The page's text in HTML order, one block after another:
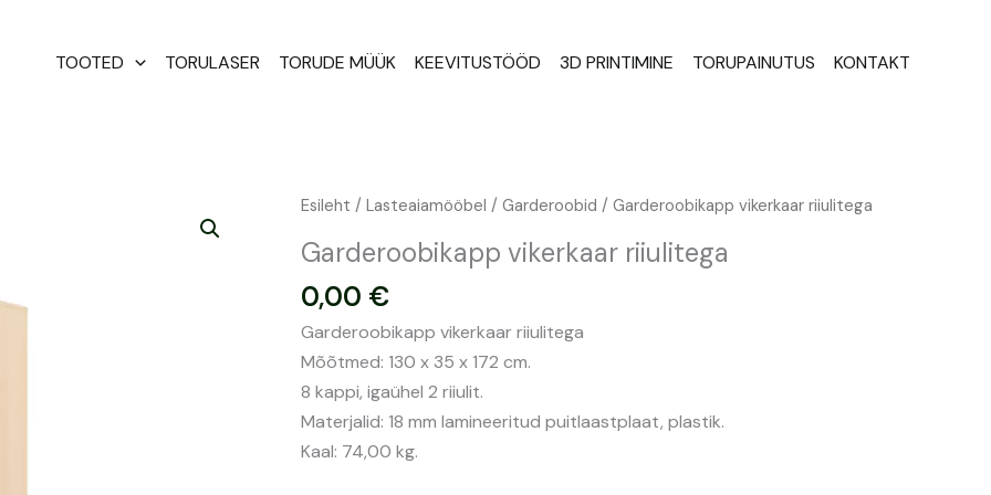
TOOTED TORULASER TORUDE MÜÜK KEEVITUSTÖÖD 3D PRINTIMINE TORUPAINUTUS KONTAKT
Esileht / Lasteaiamööbel / Garderoobid / Garderoobikapp vikerkaar riiulitega
Garderoobikapp vikerkaar riiulitega
0,00 €
Garderoobikapp vikerkaar riiulitega
Mõõtmed: 130 x 35 x 172 cm.
8 kappi, igaühel 2 riiulit.
Materjalid: 18 mm lamineeritud puitlaastplaat, plastik.
Kaal: 74,00 kg.
Garderoobikapp
riiulitega
kogus